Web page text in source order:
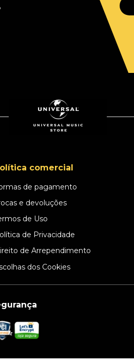
comercial
de pagamento
e devoluções
de Uso
de Privacidade
de Arrependimento
dos Cookies